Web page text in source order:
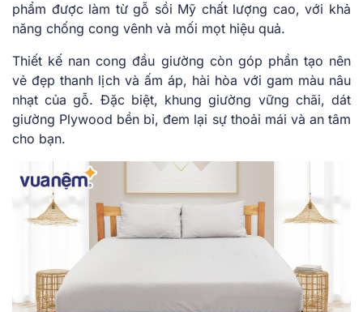
phẩm được làm từ gỗ sồi Mỹ chất lượng cao, với khả
năng chống cong vênh và mối mọt hiệu quả.
Thiết kế nan cong đầu giường còn góp phần tạo nên
vẻ đẹp thanh lịch và ấm áp, hài hòa với gam màu nâu
nhạt của gỗ. Đặc biệt, khung giường vững chãi, dát
giường Plywood bền bỉ, đem lại sự thoải mái và an tâm
cho bạn.